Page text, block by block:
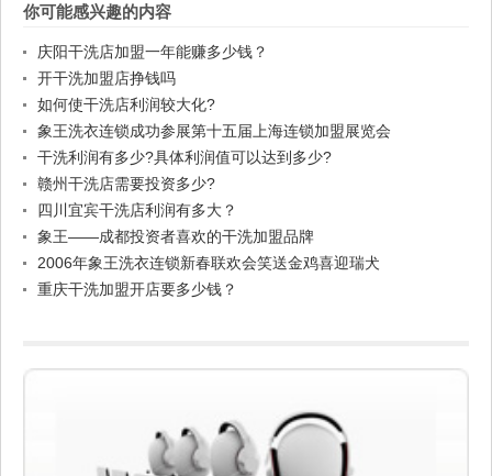
你可能感兴趣的内容
庆阳干洗店加盟一年能赚多少钱？
开干洗加盟店挣钱吗
如何使干洗店利润较大化?
象王洗衣连锁成功参展第十五届上海连锁加盟展览会
干洗利润有多少?具体利润值可以达到多少?
赣州干洗店需要投资多少?
四川宜宾干洗店利润有多大？
象王——成都投资者喜欢的干洗加盟品牌
2006年象王洗衣连锁新春联欢会笑送金鸡喜迎瑞犬
重庆干洗加盟开店要多少钱？